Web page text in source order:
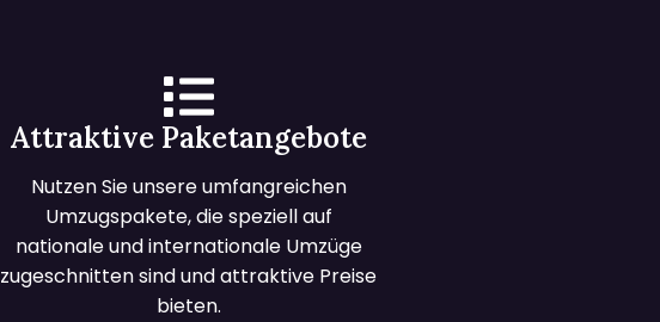
Attraktive Paketangebote
Nutzen Sie unsere umfangreichen
Umzugspakete, die speziell auf
nationale und internationale Umzüge
zugeschnitten sind und attraktive Preise
bieten.